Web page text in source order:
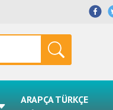
ARAPÇA TÜRKÇE